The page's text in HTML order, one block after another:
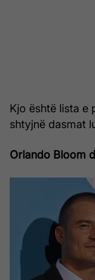
Kjo është lista e
shtyjnë dasmat
Orlando Bloom